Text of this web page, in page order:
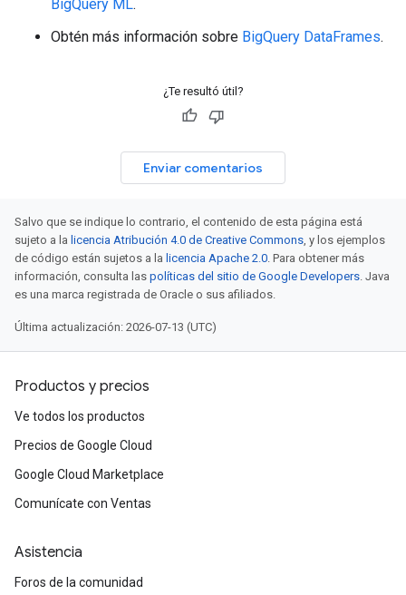
BigQuery ML.
Obtén más información sobre BigQuery DataFrames.
¿Te resultó útil?
Enviar comentarios
Salvo que se indique lo contrario, el contenido de esta página está
sujeto a la licencia Atribución 4.0 de Creative Commons, y los ejemplos
de código están sujetos a la licencia Apache 2.0. Para obtener más
información, consulta las políticas del sitio de Google Developers. Java
es una marca registrada de Oracle o sus afiliados.
Última actualización: 2026-07-13 (UTC)
Productos y precios
Ve todos los productos
Precios de Google Cloud
Google Cloud Marketplace
Comunícate con Ventas
Asistencia
Foros de la comunidad